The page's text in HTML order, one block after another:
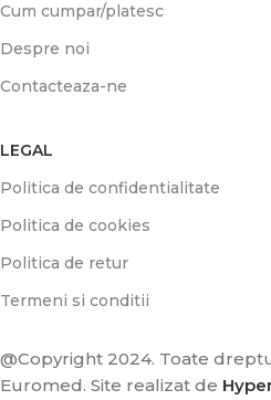
Cum cumpar/platesc
Despre noi
Contacteaza-ne
LEGAL
Politica de confidentialitate
Politica de cookies
Politica de retur
Termeni si conditii
@Copyright 2024. Toate
Euromed. Site realizat de